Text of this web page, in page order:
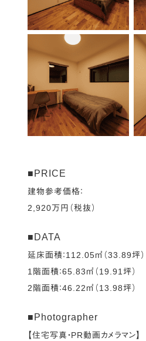
■PRICE
建物参考価格：
2,920万円（税抜）
■DATA
延床面積：112.05㎡（33.89坪）
1階面積：65.83㎡（19.91坪）
2階面積：46.22㎡（13.98坪）
■Photographer
【住宅写真・PR動画カメラマン